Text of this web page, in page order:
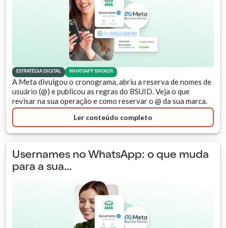
ESTRATÉGIA DIGITAL WHATSAPP BROKER
A Meta divulgou o cronograma, abriu a reserva de nomes de
usuário (@) e publicou as regras do BSUID. Veja o que
revisar na sua operação e como reservar o @ da sua marca.
Ler conteúdo completo
Usernames no WhatsApp: o que muda
para a sua...